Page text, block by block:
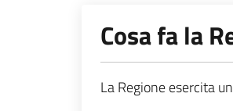
Cosa fa la
La Regione esercita